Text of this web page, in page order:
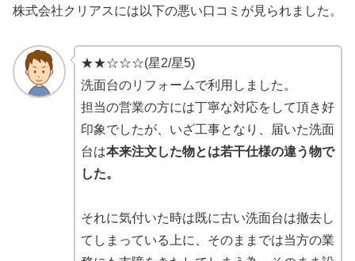
株式会社クリアスには以下の悪い口コミが見られました。
★★☆☆☆(星2/星5)
洗面台のリフォームで利用しました。
担当の営業の方には丁寧な対応をして頂き好
印象でしたが、いざ工事となり、届いた洗面
台は本来注文した物とは若干仕様の違う物で
した。
それに気付いた時は既に古い洗面台は撤去し
てしまっている上に、そのままでは当方の業